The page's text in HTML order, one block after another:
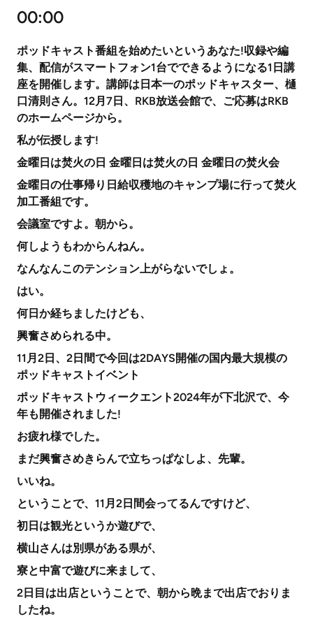
00:00
ポッドキャスト番組を始めたいというあなた!収録や編
集、配信がスマートフォン1台でできるようになる1日講
座を開催します。講師は日本一のポッドキャスター、樋
口清則さん。12月7日、RKB放送会館で、ご応募はRKB
のホームページから。
私が伝授します!
金曜日は焚火の日 金曜日は焚火の日 金曜日の焚火会
金曜日の仕事帰り日給収穫地のキャンプ場に行って焚火
加工番組です。
会議室ですよ。朝から。
何しようもわからんねん。
なんなんこのテンション上がらないでしょ。
はい。
何日か経ちましたけども、
興奮さめられる中。
11月2日、2日間で今回は2DAYS開催の国内最大規模の
ポッドキャストイベント
ポッドキャストウィークエント2024年が下北沢で、今
年も開催されました!
お疲れ様でした。
まだ興奮さめきらんで立ちっぱなしよ、先輩。
いいね。
ということで、11月2日間会ってるんですけど、
初日は観光というか遊びで、
横山さんは別県がある県が、
寮と中富で遊びに来まして、
2日目は出店ということで、朝から晩まで出店でおりま
したね。